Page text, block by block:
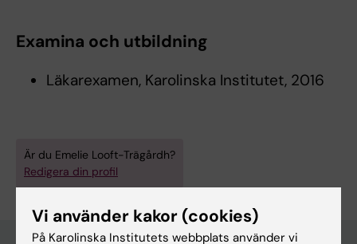
Examina och utbildning
Läkarexamen, Karolinska Institutet, 2016
Är du Emelie Looft-Trägårdh?
Redigera din profil
Vi använder kakor (cookies)
På Karolinska Institutets webbplats använder vi